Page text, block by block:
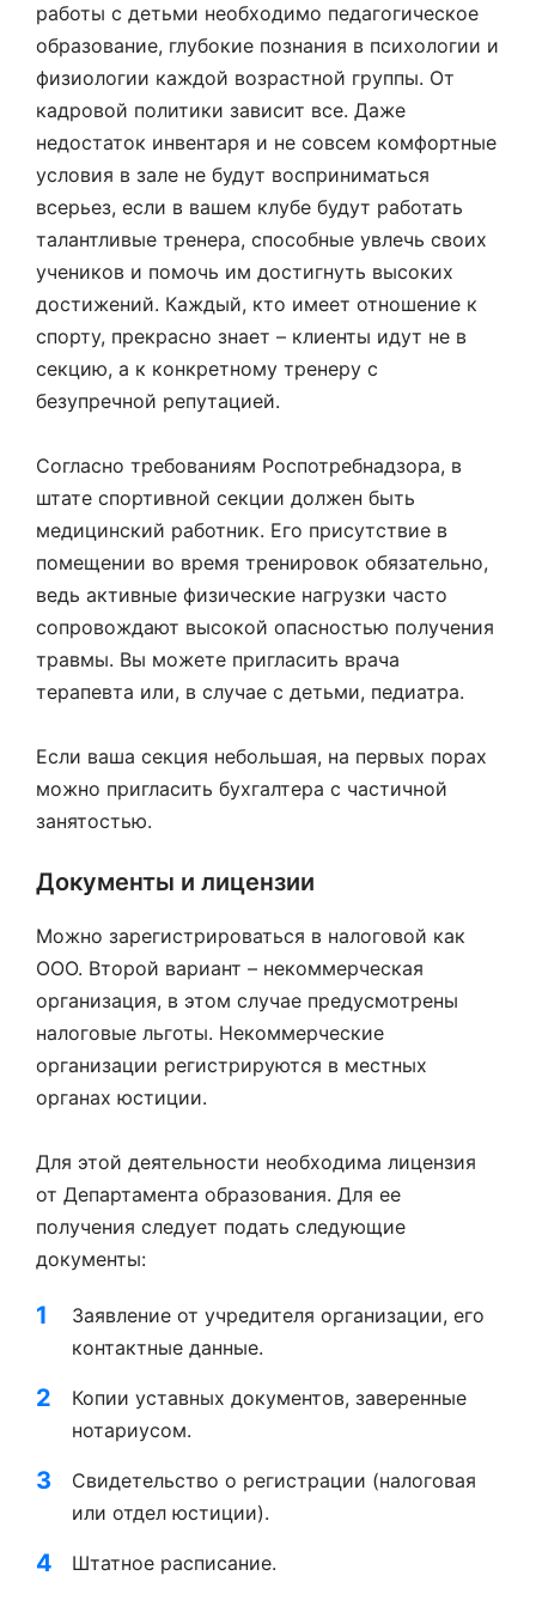
работы с детьми необходимо педагогическое
образование, глубокие познания в психологии и
физиологии каждой возрастной группы. От
кадровой политики зависит все. Даже
недостаток инвентаря и не совсем комфортные
условия в зале не будут восприниматься
всерьез, если в вашем клубе будут работать
талантливые тренера, способные увлечь своих
учеников и помочь им достигнуть высоких
достижений. Каждый, кто имеет отношение к
спорту, прекрасно знает – клиенты идут не в
секцию, а к конкретному тренеру с
безупречной репутацией.
Согласно требованиям Роспотребнадзора, в
штате спортивной секции должен быть
медицинский работник. Его присутствие в
помещении во время тренировок обязательно,
ведь активные физические нагрузки часто
сопровождают высокой опасностью получения
травмы. Вы можете пригласить врача
терапевта или, в случае с детьми, педиатра.
Если ваша секция небольшая, на первых порах
можно пригласить бухгалтера с частичной
занятостью.
Документы и лицензии
Можно зарегистрироваться в налоговой как
ООО. Второй вариант – некоммерческая
организация, в этом случае предусмотрены
налоговые льготы. Некоммерческие
организации регистрируются в местных
органах юстиции.
Для этой деятельности необходима лицензия
от Департамента образования. Для ее
получения следует подать следующие
документы:
Заявление от учредителя организации, его
контактные данные.
Копии уставных документов, заверенные
нотариусом.
Свидетельство о регистрации (налоговая
или отдел юстиции).
Штатное расписание.